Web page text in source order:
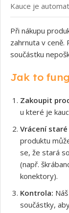
Kauce je
Při nákupu
zahrnuta v ceně.
součástku
Jak to
Zakoupit
u které je
Vrácení
produktu
se, že stará
(např.
konektory).
Kontrola:
součástky,